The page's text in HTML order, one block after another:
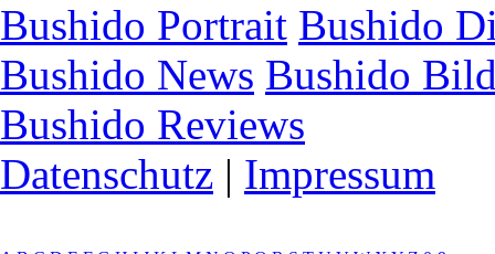
Bushido Portrait Bushido
Bushido News Bushido
Bushido Reviews
Datenschutz | Impressum